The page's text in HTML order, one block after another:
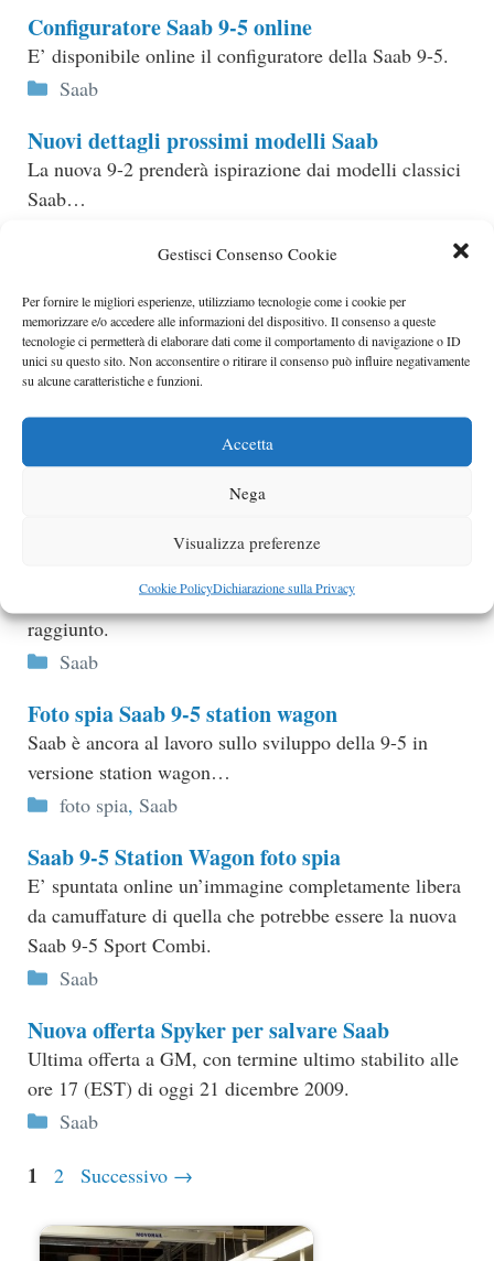
Gestisci Consenso Cookie
Per fornire le migliori esperienze, utilizziamo tecnologie come i cookie per
memorizzare e/o accedere alle informazioni del dispositivo. Il consenso a queste
tecnologie ci permetterà di elaborare dati come il comportamento di navigazione o ID
unici su questo sito. Non acconsentire o ritirare il consenso può influire negativamente
su alcune caratteristiche e funzioni.
Accetta
Nega
Visualizza preferenze
Cookie PolicyDichiarazione sulla Privacy
Configuratore Saab 9-5 online
E’ disponibile online il configuratore della Saab 9-5.
Categorie
Saab
Nuovi dettagli prossimi modelli Saab
La nuova 9-2 prenderà ispirazione dai modelli classici
Saab…
Saab ha rivelato i prezzi ufficiali per il Regno Unito
della nuova 9-5.
Categorie
Saab
Saab ripartita la produzione
Nello stabilimento di Trollhättan è uscita dalle linee di
produzione una Saab 9-5 berlina.
L’accordo tra la casa svedese e la Spyker è stato
raggiunto.
Categorie
Saab
Foto spia Saab 9-5 station wagon
Saab è ancora al lavoro sullo sviluppo della 9-5 in
versione station wagon…
Categorie
foto spia, Saab
Saab 9-5 Station Wagon foto spia
E’ spuntata online un’immagine completamente libera
da camuffature di quella che potrebbe essere la nuova
Saab 9-5 Sport Combi.
Categorie
Saab
Nuova offerta Spyker per salvare Saab
Ultima offerta a GM, con termine ultimo stabilito alle
ore 17 (EST) di oggi 21 dicembre 2009.
Categorie
Saab
Pagina
1 Pagina
2 Successivo →